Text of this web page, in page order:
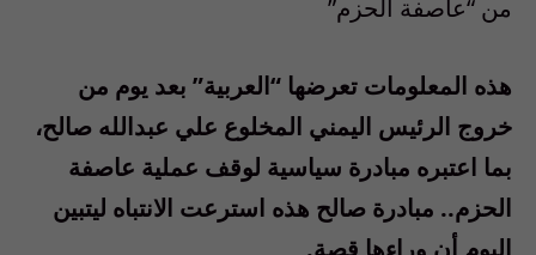
من “عاصفة الحزم”
هذه المعلومات تعرضها “العربية” بعد يوم من
خروج الرئيس اليمني المخلوع علي عبدالله صالح،
بما اعتبره مبادرة سياسية لوقف عملية عاصفة
الحزم.. مبادرة صالح هذه استرعت الانتباه ليتبين